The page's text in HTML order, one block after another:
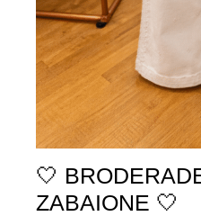
🤍
ZABAIONE 🤍